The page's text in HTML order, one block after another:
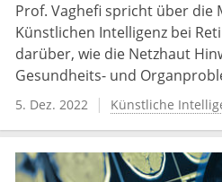
Prof. Vaghefi spricht über die
Künstlichen Intelligenz bei
darüber, wie die Netzhaut
Gesundheits- und
5. Dez. 2022 Künstliche